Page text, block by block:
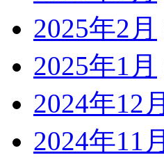
2025年2月
2025年1月
2024年12月
2024年11月